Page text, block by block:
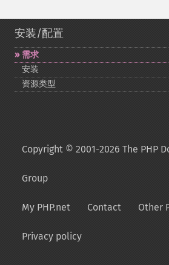
安装/配置
需求
安装
资源类型
Copyright © 2001-2026 The PHP
Group
My PHP.net Contact Other
Privacy policy